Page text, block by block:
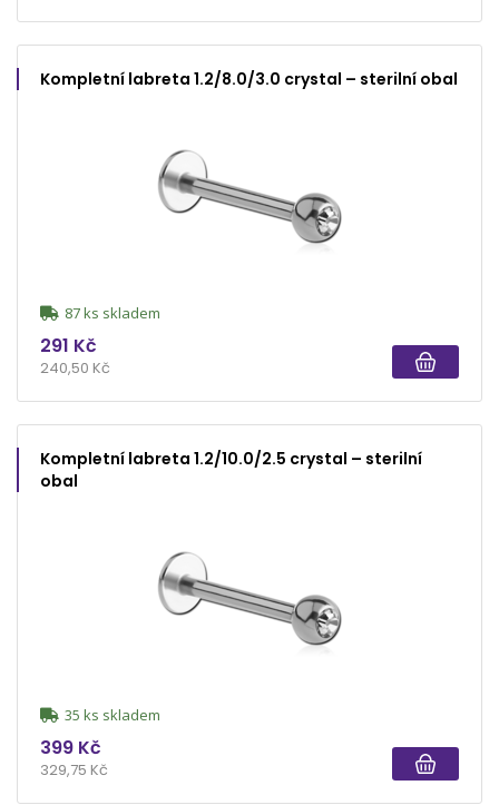
Kompletní labreta 1.2/8.0/3.0 crystal – sterilní obal
87 ks skladem
291 Kč
240,50 Kč
Kompletní labreta 1.2/10.0/2.5 crystal – sterilní
obal
35 ks skladem
399 Kč
329,75 Kč